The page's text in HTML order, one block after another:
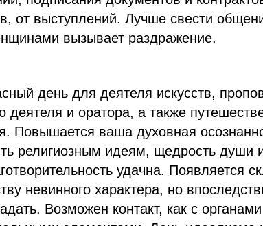
от выступлений. Лучше свести
вызывает раздражение.
день для деятеля искусств,
деятеля и оратора, а также
Повышается ваша духовная
религиозным идеям, щедрость души
удачна. Появляется
невинного характера, но
Возможен контакт, как с